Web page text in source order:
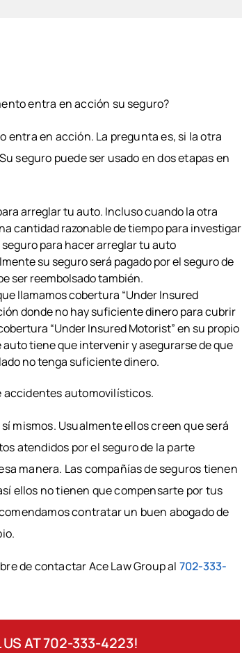
entra en acción su seguro?
entra en acción. La pregunta es, si la otra
seguro puede ser usado en dos etapas en
arreglar tu auto. Incluso cuando la otra
cantidad razonable de tiempo para investigar
para hacer arreglar tu auto
su seguro será pagado por el seguro de
ser reembolsado también.
llamamos cobertura “Under Insured
donde no hay suficiente dinero para cubrir
“Under Insured Motorist” en su propio
tiene que intervenir y asegurarse de que
no tenga suficiente dinero.
accidentes automovilísticos.
mismos. Usualmente ellos creen que será
atendidos por el seguro de la parte
manera. Las compañías de seguros tienen
ellos no tienen que compensarte por tus
contratar un buen abogado de
de contactar Ace Law Group al 702-333-
US AT 702-333-4223!